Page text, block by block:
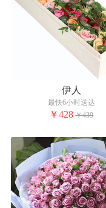
伊人
最快6小时送达
￥428 ￥439